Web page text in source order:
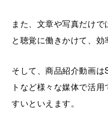
また、文章や写真だけ
と聴覚に働きかけて、効
そして、商品紹介動画
トなど様々な媒体で活
すいといえます。